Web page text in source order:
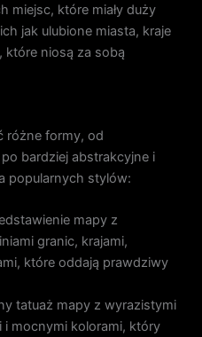
miejsc, które miały duży
jak ulubione miasta, kraje
które niosą za sobą
różne formy, od
bardziej abstrakcyjne i
popularnych stylów:
mapy z
granic, krajami,
które oddają prawdziwy
tatuaż mapy z wyrazistymi
i mocnymi kolorami, który